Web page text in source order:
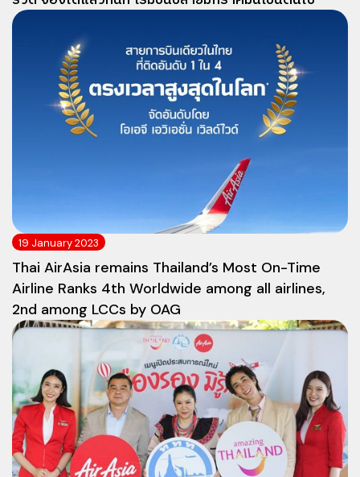
19 January 2023
Thai AirAsia remains Thailand’s Most On-Time
Airline Ranks 4th Worldwide among all airlines,
2nd among LCCs by OAG